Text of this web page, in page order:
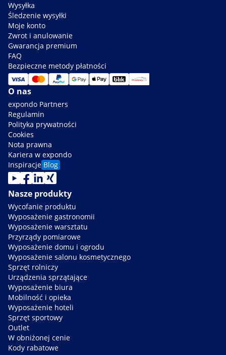
Wysyłka
Śledzenie wysyłki
Moje konto
Zwrot i anulowanie
Gwarancja premium
FAQ
Bezpieczne metody płatności
O nas
expondo Partners
Regulamin
Polityka prywatności
Cookies
Nota prawna
Kariera w expondo
Inspiracje Blog
Nasze produkty
Wycofanie produktu
Wyposażenie gastronomii
Wyposażenie warsztatu
Przyrządy pomiarowe
Wyposażenie domu i ogrodu
Wyposażenie salonu kosmetycznego
Sprzęt rolniczy
Urządzenia sprzątające
Wyposażenie biura
Mobilność i opieka
Wyposażenie hoteli
Sprzęt sportowy
Outlet
W obniżonej cenie
Kody rabatowe